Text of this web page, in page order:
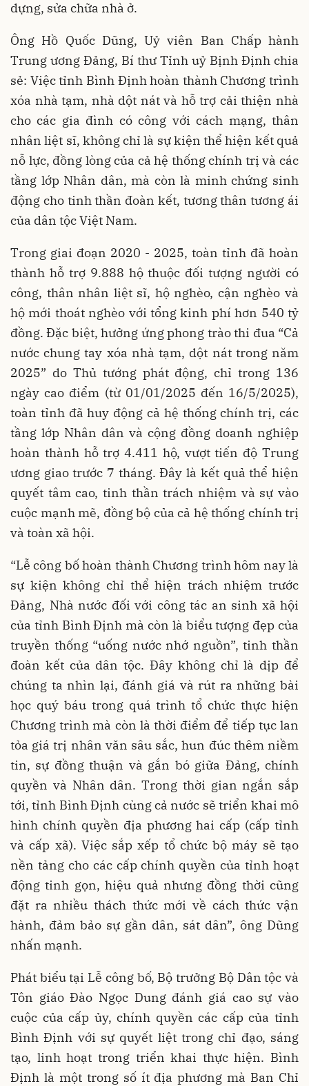
dựng, sửa chữa nhà ở.
Ông Hồ Quốc Dũng, Uỷ viên Ban Chấp hành
Trung ương Đảng, Bí thư Tỉnh uỷ Bịnh Định chia
sẻ: Việc tỉnh Bình Định hoàn thành Chương trình
xóa nhà tạm, nhà dột nát và hỗ trợ cải thiện nhà
cho các gia đình có công với cách mạng, thân
nhân liệt sĩ, không chỉ là sự kiện thể hiện kết quả
nỗ lực, đồng lòng của cả hệ thống chính trị và các
tầng lớp Nhân dân, mà còn là minh chứng sinh
động cho tinh thần đoàn kết, tương thân tương ái
của dân tộc Việt Nam.
Trong giai đoạn 2020 - 2025, toàn tỉnh đã hoàn
thành hỗ trợ 9.888 hộ thuộc đối tượng người có
công, thân nhân liệt sĩ, hộ nghèo, cận nghèo và
hộ mới thoát nghèo với tổng kinh phí hơn 540 tỷ
đồng. Đặc biệt, hưởng ứng phong trào thi đua “Cả
nước chung tay xóa nhà tạm, dột nát trong năm
2025” do Thủ tướng phát động, chỉ trong 136
ngày cao điểm (từ 01/01/2025 đến 16/5/2025),
toàn tỉnh đã huy động cả hệ thống chính trị, các
tầng lớp Nhân dân và cộng đồng doanh nghiệp
hoàn thành hỗ trợ 4.411 hộ, vượt tiến độ Trung
ương giao trước 7 tháng. Đây là kết quả thể hiện
quyết tâm cao, tinh thần trách nhiệm và sự vào
cuộc mạnh mẽ, đồng bộ của cả hệ thống chính trị
và toàn xã hội.
“Lễ công bố hoàn thành Chương trình hôm nay là
sự kiện không chỉ thể hiện trách nhiệm trước
Đảng, Nhà nước đối với công tác an sinh xã hội
của tỉnh Bình Định mà còn là biểu tượng đẹp của
truyền thống “uống nước nhớ nguồn”, tinh thần
đoàn kết của dân tộc. Đây không chỉ là dịp để
chúng ta nhìn lại, đánh giá và rút ra những bài
học quý báu trong quá trình tổ chức thực hiện
Chương trình mà còn là thời điểm để tiếp tục lan
tỏa giá trị nhân văn sâu sắc, hun đúc thêm niềm
tin, sự đồng thuận và gắn bó giữa Đảng, chính
quyền và Nhân dân. Trong thời gian ngắn sắp
tới, tỉnh Bình Định cùng cả nước sẽ triển khai mô
hình chính quyền địa phương hai cấp (cấp tỉnh
và cấp xã). Việc sắp xếp tổ chức bộ máy sẽ tạo
nền tảng cho các cấp chính quyền của tỉnh hoạt
động tinh gọn, hiệu quả nhưng đồng thời cũng
đặt ra nhiều thách thức mới về cách thức vận
hành, đảm bảo sự gần dân, sát dân”, ông Dũng
nhấn mạnh.
Phát biểu tại Lễ công bố, Bộ trưởng Bộ Dân tộc và
Tôn giáo Đào Ngọc Dung đánh giá cao sự vào
cuộc của cấp ủy, chính quyền các cấp của tỉnh
Bình Định với sự quyết liệt trong chỉ đạo, sáng
tạo, linh hoạt trong triển khai thực hiện. Bình
Định là một trong số ít địa phương mà Ban Chỉ